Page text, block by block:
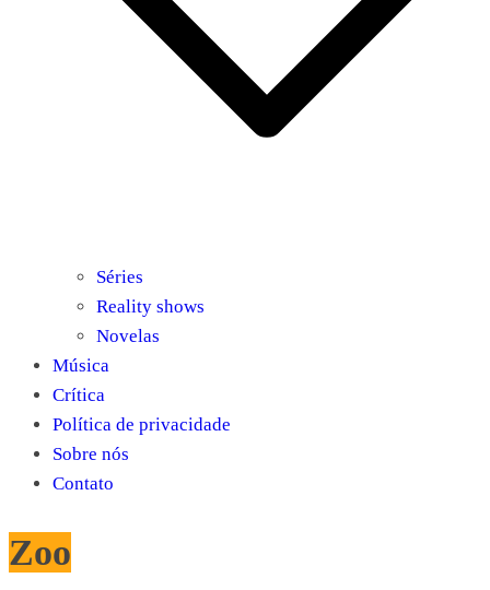
Séries
Reality shows
Novelas
Música
Crítica
Política de privacidade
Sobre nós
Contato
Zoo